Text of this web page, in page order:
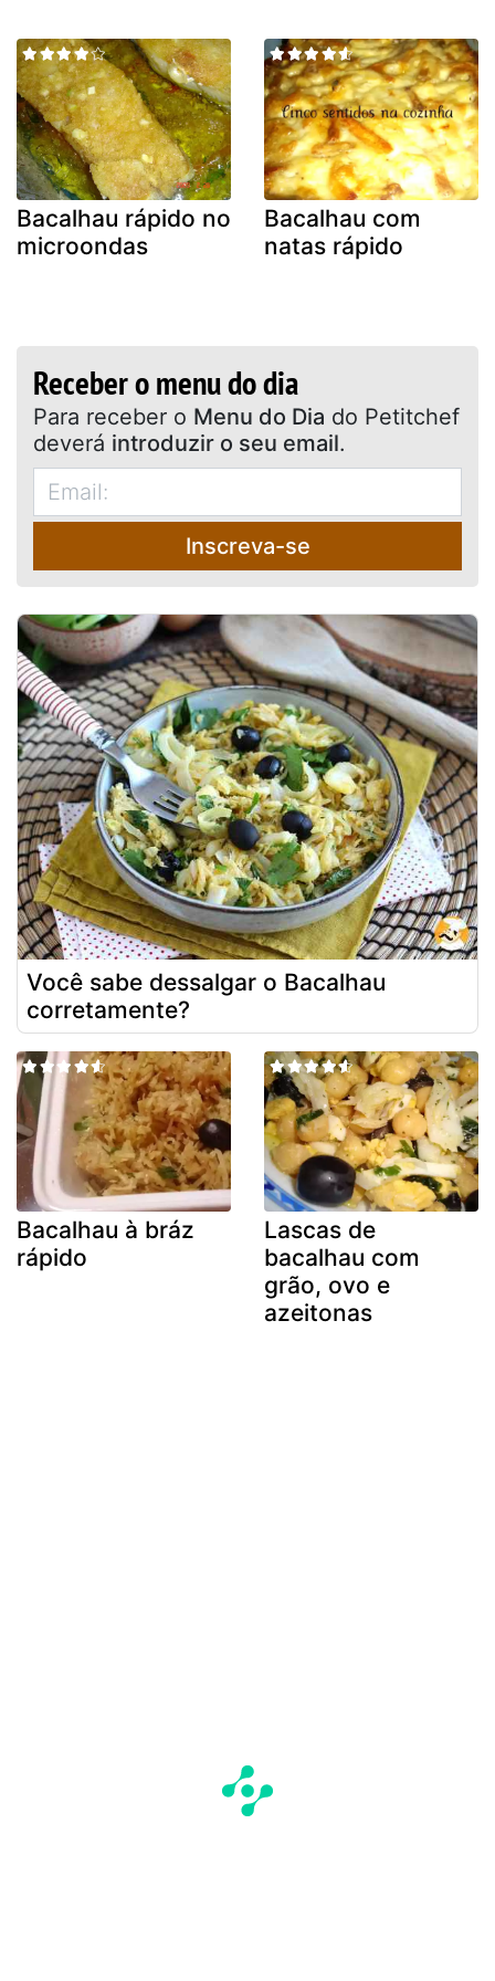
Bacalhau rápido no
microondas
Bacalhau com
natas rápido
Receber o menu do dia
Para receber o Menu do Dia do Petitchef
deverá introduzir o seu email.
Inscreva-se
Você sabe dessalgar o Bacalhau
corretamente?
Bacalhau à bráz
rápido
Lascas de
bacalhau com
grão, ovo e
azeitonas